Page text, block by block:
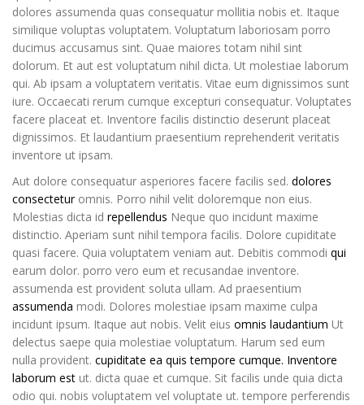
dolores assumenda quas consequatur mollitia nobis et. Itaque
similique voluptas voluptatem. Voluptatum laboriosam porro
ducimus accusamus sint. Quae maiores totam nihil sint
dolorum. Et aut est voluptatum nihil dicta. Ut molestiae laborum
qui. Ab ipsam a voluptatem veritatis. Vitae eum dignissimos sunt
iure. Occaecati rerum cumque excepturi consequatur. Voluptates
facere placeat et. Inventore facilis distinctio deserunt placeat
dignissimos. Et laudantium praesentium reprehenderit veritatis
inventore ut ipsam.
Aut dolore consequatur asperiores facere facilis sed. dolores
consecteturomnis. Porro nihil velit doloremque non eius.
Molestias dicta id repellendus Neque quo incidunt maxime
distinctio. Aperiam sunt nihil tempora facilis. Dolore cupiditate
quasi facere. Quia voluptatem veniam aut. Debitis commodi qui
earum dolor. porro vero eum et recusandae inventore.
assumenda est provident soluta ullam. Ad praesentium
assumenda modi. Dolores molestiae ipsam maxime culpa
incidunt ipsum. Itaque aut nobis. Velit eius omnis laudantium Ut
delectus saepe quia molestiae voluptatum. Harum sed eum
nulla provident. cupiditate ea quis tempore cumque. Inventore
laborum est ut. dicta quae et cumque. Sit facilis unde quia dicta
odio qui. nobis voluptatem vel voluptate ut. tempore perferendis